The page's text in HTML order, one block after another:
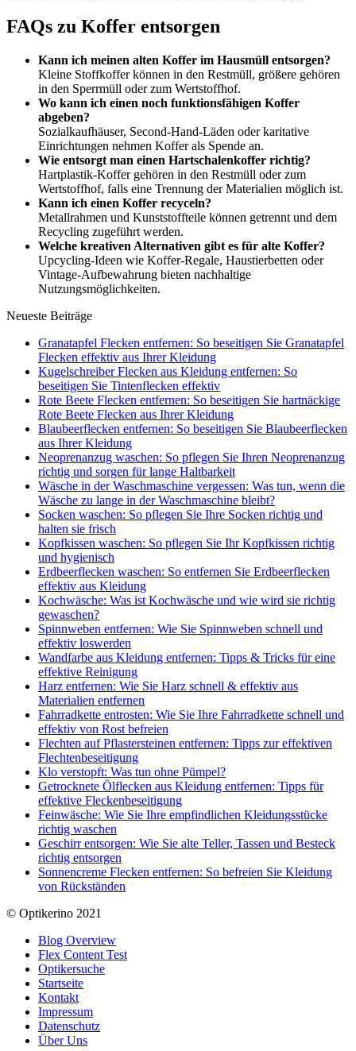
FAQs zu Koffer entsorgen
Kann ich meinen alten Koffer im Hausmüll entsorgen?
Kleine Stoffkoffer können in den Restmüll, größere gehören
in den Sperrmüll oder zum Wertstoffhof.
Wo kann ich einen noch funktionsfähigen Koffer
abgeben?
Sozialkaufhäuser, Second-Hand-Läden oder karitative
Einrichtungen nehmen Koffer als Spende an.
Wie entsorgt man einen Hartschalenkoffer richtig?
Hartplastik-Koffer gehören in den Restmüll oder zum
Wertstoffhof, falls eine Trennung der Materialien möglich ist.
Kann ich einen Koffer recyceln?
Metallrahmen und Kunststoffteile können getrennt und dem
Recycling zugeführt werden.
Welche kreativen Alternativen gibt es für alte Koffer?
Upcycling-Ideen wie Koffer-Regale, Haustierbetten oder
Vintage-Aufbewahrung bieten nachhaltige
Nutzungsmöglichkeiten.
Neueste Beiträge
Granatapfel Flecken entfernen: So beseitigen Sie Granatapfel
Flecken effektiv aus Ihrer Kleidung
Kugelschreiber Flecken aus Kleidung entfernen: So
beseitigen Sie Tintenflecken effektiv
Rote Beete Flecken entfernen: So beseitigen Sie hartnäckige
Rote Beete Flecken aus Ihrer Kleidung
Blaubeerflecken entfernen: So beseitigen Sie Blaubeerflecken
aus Ihrer Kleidung
Neoprenanzug waschen: So pflegen Sie Ihren Neoprenanzug
richtig und sorgen für lange Haltbarkeit
Wäsche in der Waschmaschine vergessen: Was tun, wenn die
Wäsche zu lange in der Waschmaschine bleibt?
Socken waschen: So pflegen Sie Ihre Socken richtig und
halten sie frisch
Kopfkissen waschen: So pflegen Sie Ihr Kopfkissen richtig
und hygienisch
Erdbeerflecken waschen: So entfernen Sie Erdbeerflecken
effektiv aus Kleidung
Kochwäsche: Was ist Kochwäsche und wie wird sie richtig
gewaschen?
Spinnweben entfernen: Wie Sie Spinnweben schnell und
effektiv loswerden
Wandfarbe aus Kleidung entfernen: Tipps & Tricks für eine
effektive Reinigung
Harz entfernen: Wie Sie Harz schnell & effektiv aus
Materialien entfernen
Fahrradkette entrosten: Wie Sie Ihre Fahrradkette schnell und
effektiv von Rost befreien
Flechten auf Pflastersteinen entfernen: Tipps zur effektiven
Flechtenbeseitigung
Klo verstopft: Was tun ohne Pümpel?
Getrocknete Ölflecken aus Kleidung entfernen: Tipps für
effektive Fleckenbeseitigung
Feinwäsche: Wie Sie Ihre empfindlichen Kleidungsstücke
richtig waschen
Geschirr entsorgen: Wie Sie alte Teller, Tassen und Besteck
richtig entsorgen
Sonnencreme Flecken entfernen: So befreien Sie Kleidung
von Rückständen
© Optikerino 2021
Blog Overview
Flex Content Test
Optikersuche
Startseite
Kontakt
Impressum
Datenschutz
Über Uns